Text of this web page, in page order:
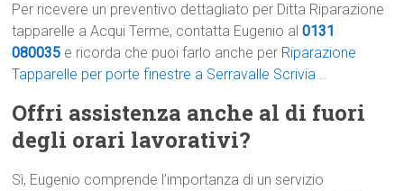
Per ricevere un preventivo dettagliato per Ditta Riparazione
tapparelle a Acqui Terme, contatta Eugenio al0131
080035 e ricorda che puoi farlo anche per Riparazione
Tapparelle per porte finestre a Serravalle Scrivia ..
Offri assistenza anche al di fuori
degli orari lavorativi?
Sì, Eugenio comprende l’importanza di un servizio